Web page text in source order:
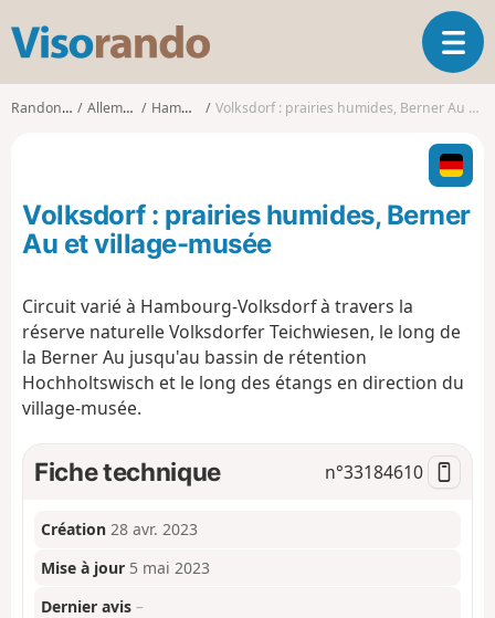
s
o
o
O
u
v
i
r
l
a
g
t
n
Randonnées Allemagne Hambourg Volksdorf : prairies humides, Berner Au et village-musée
Volksdorf : prairies humides, Berner
Au et village-musée
Circuit varié à Hambourg-Volksdorf à travers la
réserve naturelle Volksdorfer Teichwiesen, le long de
la Berner Au jusqu'au bassin de rétention
Hochholtswisch et le long des étangs en direction du
village-musée.
Fiche technique n°33184610
Création 28 avr. 2023
Mise à jour 5 mai 2023
Dernier avis –